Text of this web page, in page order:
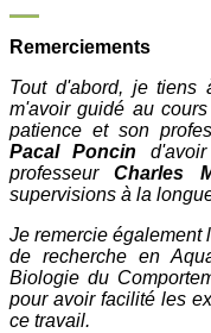
Remerciements
Tout d'abord, je
m'avoir guidé au
patience et son
Pacal Poncin
professeurCharles
supervisions à la
Je remercie également
de recherche en
Biologie du
pour avoir facilité les
ce travail.